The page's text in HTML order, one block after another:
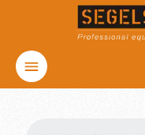
Zum Hauptinhalt springen